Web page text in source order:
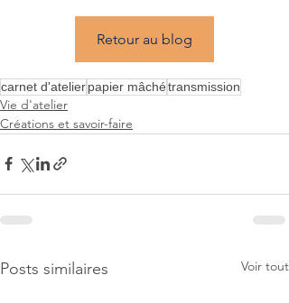
Retour au blog
carnet d'atelierpapier mâchétransmission
Vie d'atelier
Créations et savoir-faire
Posts similaires Voir tout